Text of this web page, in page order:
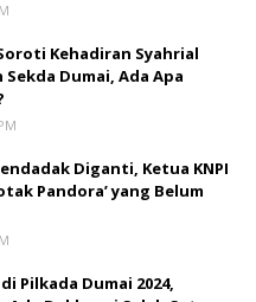
Kehadiran Syahrial
Dumai, Ada Apa
Diganti, Ketua KNPI
Pandora’ yang Belum
di Pilkada Dumai 2024,